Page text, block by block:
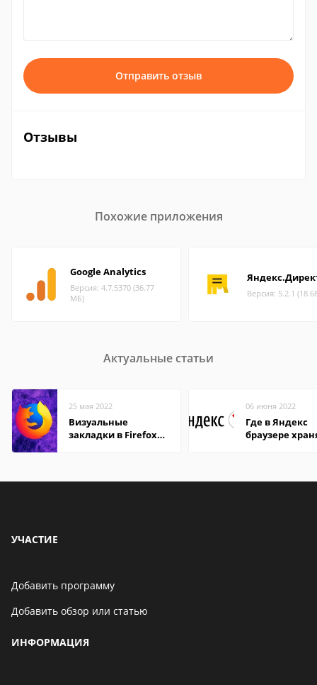
Отправить отзыв
Отзывы
Похожие приложения
Google Analytics
Версия: 4.7.5370 (36.77
МБ)
Версия: 5.2.1
Актуальные статьи
25 мая 2022
Визуальные
закладки в Firefox
06 июня 2022
Где в Яндекс
браузере
УЧАСТИЕ
Добавить программу
Добавить обзор или статью
ИНФОРМАЦИЯ